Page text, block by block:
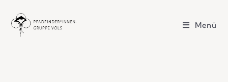
Menü